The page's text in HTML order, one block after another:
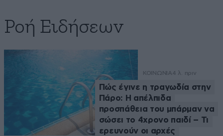
Ροή Ειδήσεων
ΚΟΙΝΩΝΙΑ4 λ. πριν
Πώς έγινε η τραγωδία στην
Πάρο: Η απέλπιδα
προσπάθεια του μπάρμαν να
σώσει το 4χρονο παιδί – Τι
ερευνούν οι αρχές